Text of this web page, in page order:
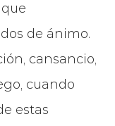
de ánimo.
cansancio,
cuando
estas